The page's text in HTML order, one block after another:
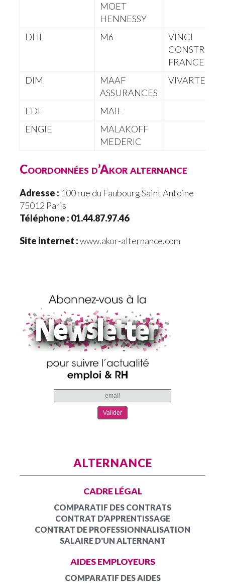
MOET
HENNESSY
DHL M6
VINCI
FRANCE
DIM
MAAF
ASSURANCES
VIVARTE
EDF
MAIF
ENGIE
MALAKOFF
MEDERIC
Coordonnées d’Akor alternance
Adresse : 100 rue du Faubourg Saint Antoine
75012 Paris
Téléphone : 01.44.87.97.46
Site internet :www.akor-alternance.com
ALTERNANCE
CADRE LÉGAL
COMPARATIF DES CONTRATS
CONTRAT D’APPRENTISSAGE
CONTRAT DE PROFESSIONNALISATION
SALAIRE D'UN ALTERNANT
AIDES EMPLOYEURS
COMPARATIF DES AIDES